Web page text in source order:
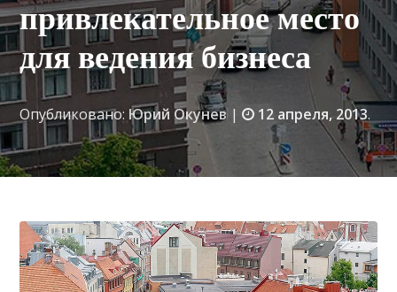
привлекательное место
для ведения бизнеса
Опубликовано: Юрий Окунев | 12 апреля, 2013.